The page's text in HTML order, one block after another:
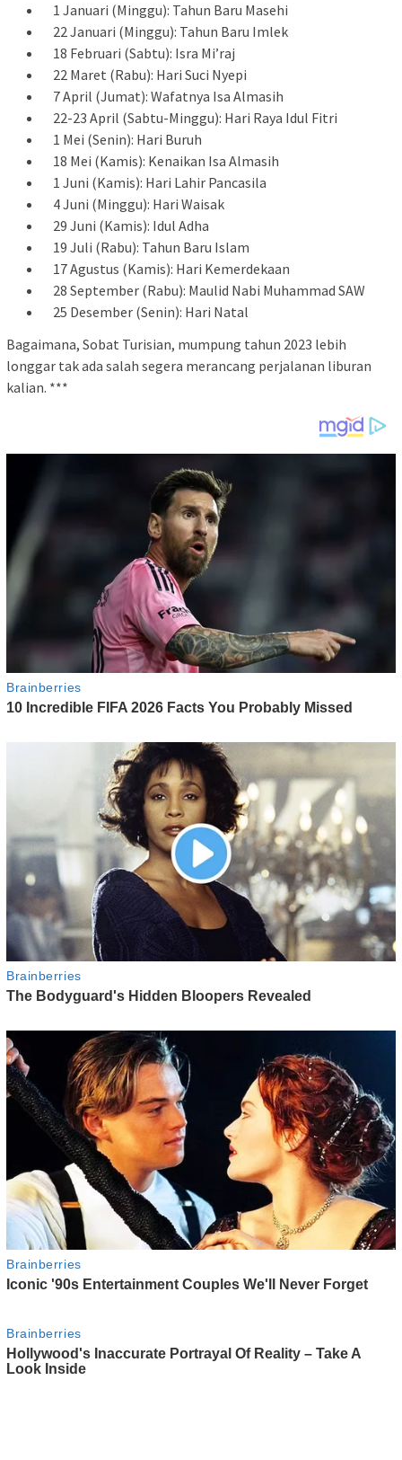
1 Januari (Minggu): Tahun Baru Masehi
22 Januari (Minggu): Tahun Baru Imlek
18 Februari (Sabtu): Isra Mi’raj
22 Maret (Rabu): Hari Suci Nyepi
7 April (Jumat): Wafatnya Isa Almasih
22-23 April (Sabtu-Minggu): Hari Raya Idul Fitri
1 Mei (Senin): Hari Buruh
18 Mei (Kamis): Kenaikan Isa Almasih
1 Juni (Kamis): Hari Lahir Pancasila
4 Juni (Minggu): Hari Waisak
29 Juni (Kamis): Idul Adha
19 Juli (Rabu): Tahun Baru Islam
17 Agustus (Kamis): Hari Kemerdekaan
28 September (Rabu): Maulid Nabi Muhammad SAW
25 Desember (Senin): Hari Natal
Bagaimana, Sobat Turisian, mumpung tahun 2023 lebih
longgar tak ada salah segera merancang perjalanan liburan
kalian. ***